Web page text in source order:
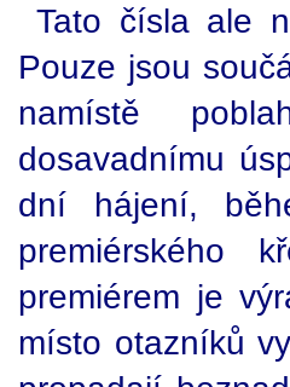
Tato čísla ale
Pouze jsou
namístě
dosavadnímu
dní hájení,
premiérského
premiérem je
místo otazníků